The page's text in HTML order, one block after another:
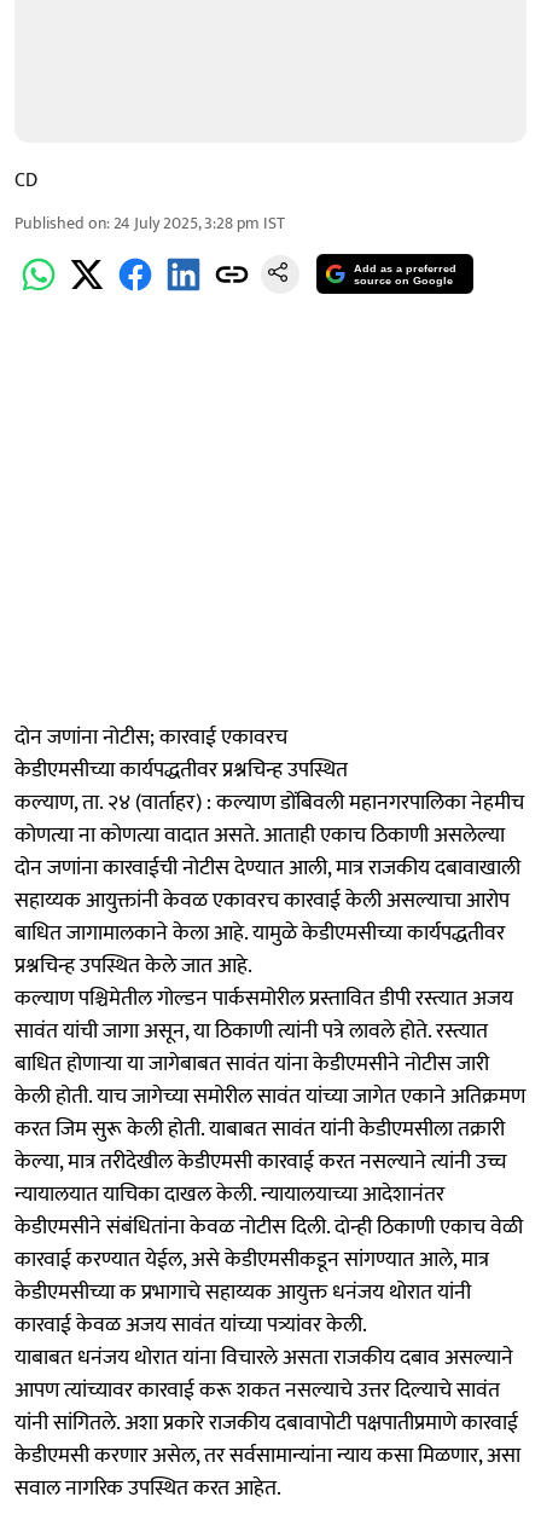
CD
Published on:24 July 2025, 3:28 pm IST
Add as a preferred
source on Google
दोन जणांना नोटीस; कारवाई एकावरच
केडीएमसीच्या कार्यपद्धतीवर प्रश्नचिन्ह उपस्थित
कल्याण, ता. २४ (वार्ताहर) : कल्याण डोंबिवली महानगरपालिका नेहमीच
कोणत्या ना कोणत्या वादात असते. आताही एकाच ठिकाणी असलेल्या
दोन जणांना कारवाईची नोटीस देण्यात आली, मात्र राजकीय दबावाखाली
सहाय्यक आयुक्तांनी केवळ एकावरच कारवाई केली असल्याचा आरोप
बाधित जागामालकाने केला आहे. यामुळे केडीएमसीच्या कार्यपद्धतीवर
प्रश्नचिन्ह उपस्थित केले जात आहे.
कल्याण पश्चिमेतील गोल्डन पार्कसमोरील प्रस्तावित डीपी रस्त्यात अजय
सावंत यांची जागा असून, या ठिकाणी त्यांनी पत्रे लावले होते. रस्त्यात
बाधित होणाऱ्या या जागेबाबत सावंत यांना केडीएमसीने नोटीस जारी
केली होती. याच जागेच्या समोरील सावंत यांच्या जागेत एकाने अतिक्रमण
करत जिम सुरू केली होती. याबाबत सावंत यांनी केडीएमसीला तक्रारी
केल्या, मात्र तरीदेखील केडीएमसी कारवाई करत नसल्याने त्यांनी उच्च
न्यायालयात याचिका दाखल केली. न्यायालयाच्या आदेशानंतर
केडीएमसीने संबंधितांना केवळ नोटीस दिली. दोन्ही ठिकाणी एकाच वेळी
कारवाई करण्यात येईल, असे केडीएमसीकडून सांगण्यात आले, मात्र
केडीएमसीच्या क प्रभागाचे सहाय्यक आयुक्त धनंजय थोरात यांनी
कारवाई केवळ अजय सावंत यांच्या पत्र्यांवर केली.
याबाबत धनंजय थोरात यांना विचारले असता राजकीय दबाव असल्याने
आपण त्यांच्यावर कारवाई करू शकत नसल्याचे उत्तर दिल्याचे सावंत
यांनी सांगितले. अशा प्रकारे राजकीय दबावापोटी पक्षपातीप्रमाणे कारवाई
केडीएमसी करणार असेल, तर सर्वसामान्यांना न्याय कसा मिळणार, असा
सवाल नागरिक उपस्थित करत आहेत.